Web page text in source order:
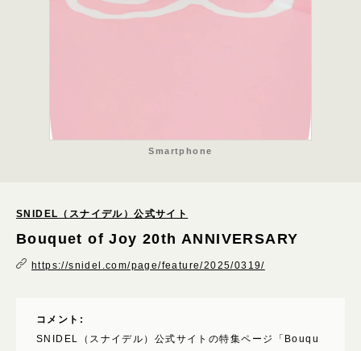
Smartphone
SNIDEL（スナイデル）公式サイト
Bouquet of Joy 20th ANNIVERSARY
https://snidel.com/page/feature/2025/0319/
コメント:
SNIDEL（スナイデル）公式サイトの特集ページ「Bouqu
クール
キッチュ
ほっこり
表現技術
GIF・アニメーション